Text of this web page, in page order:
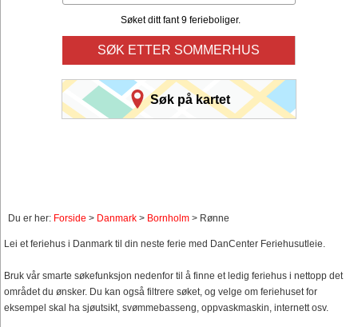
Søket ditt fant 9 ferieboliger.
SØK ETTER SOMMERHUS
Søk på kartet
Du er her: Forside > Danmark > Bornholm > Rønne
Lei et feriehus i Danmark til din neste ferie med DanCenter Feriehusutleie.
Bruk vår smarte søkefunksjon nedenfor til å finne et ledig feriehus i nettopp det
området du ønsker. Du kan også filtrere søket, og velge om feriehuset for
eksempel skal ha sjøutsikt, svømmebasseng, oppvaskmaskin, internett osv.